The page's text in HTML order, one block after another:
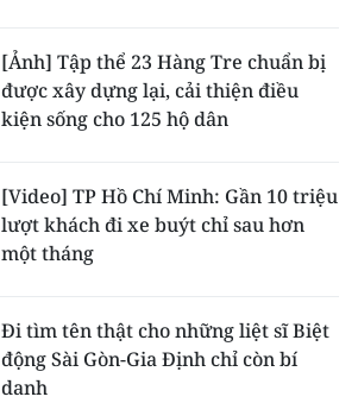
[Ảnh] Tập thể 23 Hàng Tre chuẩn bị
được xây dựng lại, cải thiện điều
kiện sống cho 125 hộ dân
[Video] TP Hồ Chí Minh: Gần 10 triệu
lượt khách đi xe buýt chỉ sau hơn
một tháng
Đi tìm tên thật cho những liệt sĩ Biệt
động Sài Gòn-Gia Định chỉ còn bí
danh